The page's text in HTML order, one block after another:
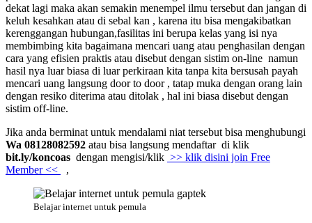
dekat lagi maka akan semakin menempel ilmu tersebut dan jangan di
keluh kesahkan atau di sebal kan , karena itu bisa mengakibatkan
kerenggangan hubungan,fasilitas ini berupa kelas yang isi nya
membimbing kita bagaimana mencari uang atau penghasilan dengan
cara yang efisien praktis atau disebut dengan sistim on-line namun
hasil nya luar biasa di luar perkiraan kita tanpa kita bersusah payah
mencari uang langsung door to door , tatap muka dengan orang lain
dengan resiko diterima atau ditolak , hal ini biasa disebut dengan
sistim off-line.
Jika anda berminat untuk mendalami niat tersebut bisa menghubungi
Wa 08128082592 atau bisa langsung mendaftar di klik
bit.ly/koncoas dengan mengisi/klik >> klik disini join Free
Member <<
,
Belajar internet untuk pemula